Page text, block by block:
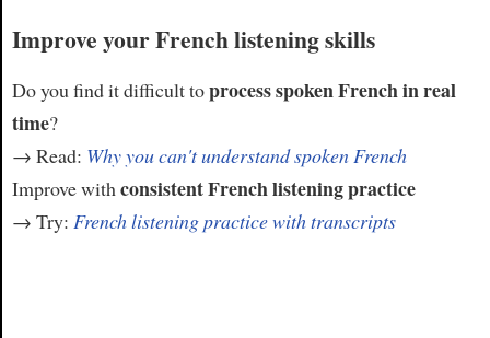
Improve your French listening skills
Do you find it difficult toprocess spoken French in real
time?
→ Read: Why you can't understand spoken French
Improve withconsistent French listening practice
→ Try: French listening practice with transcripts